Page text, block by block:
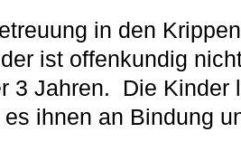
in den
ist offenkundig
3 Jahren.
Die Kinder
ihnen an Bindung